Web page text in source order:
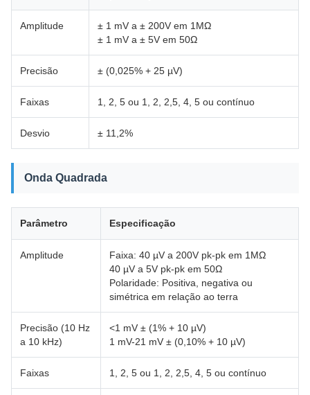
Amplitude
± 1 mV a ± 200V em 1MΩ
± 1 mV a ± 5V em 50Ω
Precisão ± (0,025% + 25 µV)
Faixas 1, 2, 5 ou 1, 2, 2,5, 4, 5 ou contínuo
Desvio ± 11,2%
Onda Quadrada
Parâmetro Especificação
Amplitude
Faixa: 40 µV a 200V pk-pk em 1MΩ
40 µV a 5V pk-pk em 50Ω
Polaridade: Positiva, negativa ou
simétrica em relação ao terra
Precisão (10 Hz
a 10 kHz)
<1 mV ± (1% + 10 µV)
1 mV-21 mV ± (0,10% + 10 µV)
Faixas 1, 2, 5 ou 1, 2, 2,5, 4, 5 ou contínuo